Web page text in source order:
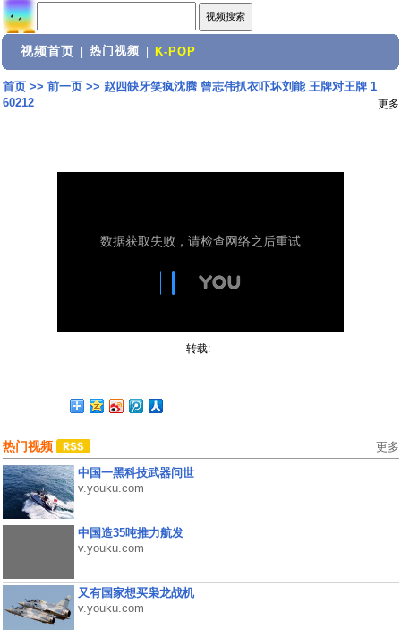
视频首页 热门视频 K-POP
首页>> 前一页>> 赵四缺牙笑疯沈腾 曾志伟扒衣吓坏刘能 王牌对王牌 1
60212
更多
转载:
热门视频 更多
中国一黑科技武器问世
v.youku.com
中国造35吨推力航发
v.youku.com
又有国家想买枭龙战机
v.youku.com